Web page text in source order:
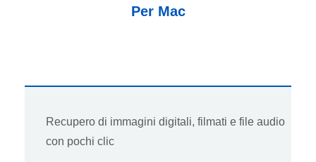
Per Mac
Recupero di immagini digitali, filmati e file audio
con pochi clic